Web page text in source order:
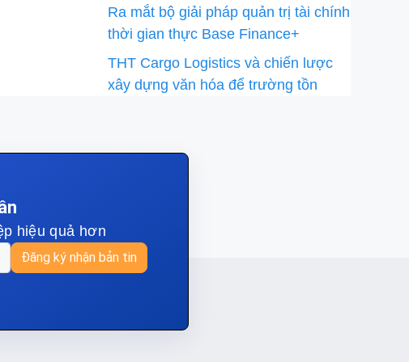
Ra mắt bộ giải pháp quản trị tài chính
thời gian thực Base Finance+
THT Cargo Logistics và chiến lược
xây dựng văn hóa để trường tồn
hiệu quả hơn
Đăng ký nhận bản tin